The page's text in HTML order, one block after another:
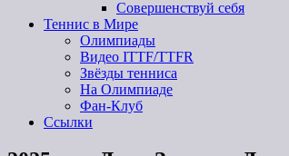
Совершенствуй себя
Теннис в Мире
Олимпиады
Видео ITTF/TTFR
Звёзды тенниса
На Олимпиаде
Фан-Клуб
Ссылки